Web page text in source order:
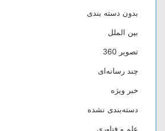
بدون دسته بندی
بین الملل
تصویر 360
چند رسانه‌ای
خبر ویژه
دسته‌بندی نشده
علم و فناوری